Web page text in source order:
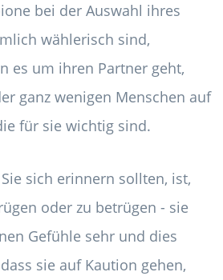
bei der Auswahl ihres
wählerisch sind,
es um ihren Partner geht,
ganz wenigen Menschen auf
für sie wichtig sind.
sich erinnern sollten, ist,
oder zu betrügen - sie
Gefühle sehr und dies
sie auf Kaution gehen,